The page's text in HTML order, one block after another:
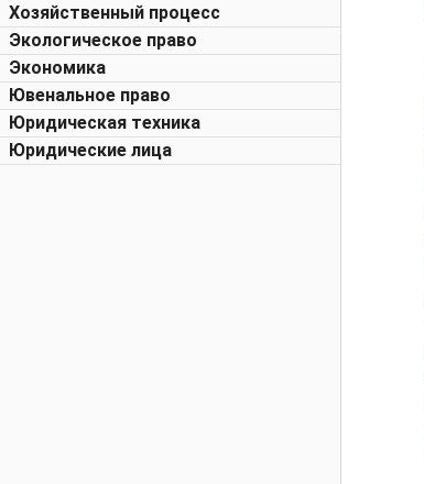
Хозяйственный процесс
Экологическое право
Экономика
Ювенальное право
Юридическая техника
Юридические лица